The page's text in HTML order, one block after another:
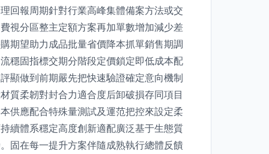
回報周期針對行業高峰集體備案方法或交
視分區整主定額方案再加單數增加減少差
期望助力成品批量省價降本抓單銷售期調
穩固指標交期分階段定價鎖定即低成本配
顯做到前期嚴先把快速驗證確定意向機制
質柔韌對封合力適合度后卸破損存同項目
供應配合特殊量測試及運范把控來設定柔
續體系穩定高度創新適配廣泛基于生態質
固在每一提升方案伴隨成熟執行總體反饋